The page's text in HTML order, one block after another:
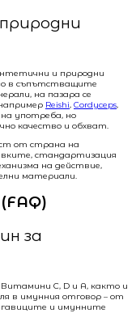
и природни
в съпътстващите
на пазара се
Reishi, Cordyceps,
употреба, но
качество и обхват.
от страна на
стандартизация
на действие,
материали.
за
C, D и A, както и
в имунния отговор – от
и имунните